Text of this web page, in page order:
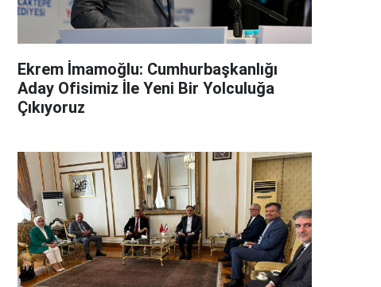
Ekrem İmamoğlu: Cumhurbaşkanlığı
Aday Ofisimiz İle Yeni Bir Yolculuğa
Çıkıyoruz